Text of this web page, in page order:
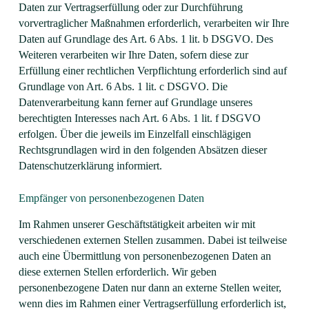
Daten zur Vertragserfüllung oder zur Durchführung
vorvertraglicher Maßnahmen erforderlich, verarbeiten wir Ihre
Daten auf Grundlage des Art. 6 Abs. 1 lit. b DSGVO. Des
Weiteren verarbeiten wir Ihre Daten, sofern diese zur
Erfüllung einer rechtlichen Verpflichtung erforderlich sind auf
Grundlage von Art. 6 Abs. 1 lit. c DSGVO. Die
Datenverarbeitung kann ferner auf Grundlage unseres
berechtigten Interesses nach Art. 6 Abs. 1 lit. f DSGVO
erfolgen. Über die jeweils im Einzelfall einschlägigen
Rechtsgrundlagen wird in den folgenden Absätzen dieser
Datenschutzerklärung informiert.
Empfänger von personenbezogenen Daten
Im Rahmen unserer Geschäftstätigkeit arbeiten wir mit
verschiedenen externen Stellen zusammen. Dabei ist teilweise
auch eine Übermittlung von personenbezogenen Daten an
diese externen Stellen erforderlich. Wir geben
personenbezogene Daten nur dann an externe Stellen weiter,
wenn dies im Rahmen einer Vertragserfüllung erforderlich ist,